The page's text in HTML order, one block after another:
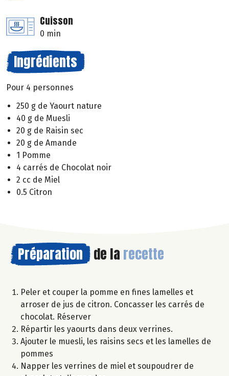
Cuisson
0 min
Ingrédients
Pour 4 personnes
250 g de Yaourt nature
40 g de Muesli
20 g de Raisin sec
20 g de Amande
1 Pomme
4 carrés de Chocolat noir
2 cc de Miel
0.5 Citron
Préparation de la recette
Peler et couper la pomme en fines lamelles et
arroser de jus de citron. Concasser les carrés de
chocolat. Réserver
Répartir les yaourts dans deux verrines.
Ajouter le muesli, les raisins secs et les lamelles de
pommes
Napper les verrines de miel et soupoudrer de